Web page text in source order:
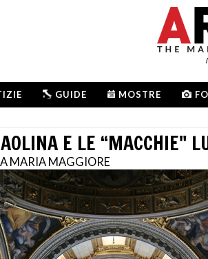
GUIDE MOSTRE
E LE “MACCHIE"
MARIA MAGGIORE